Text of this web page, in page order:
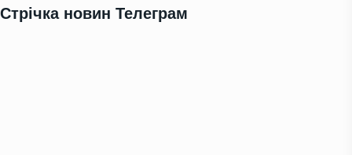
Стрічка новин Телеграм